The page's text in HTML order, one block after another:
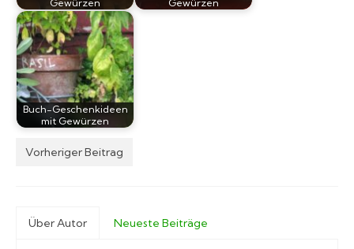
Gewürzen
Gewürzen
Buch-Geschenkideen
mit Gewürzen
Vorheriger Beitrag
Über Autor Neueste Beiträge